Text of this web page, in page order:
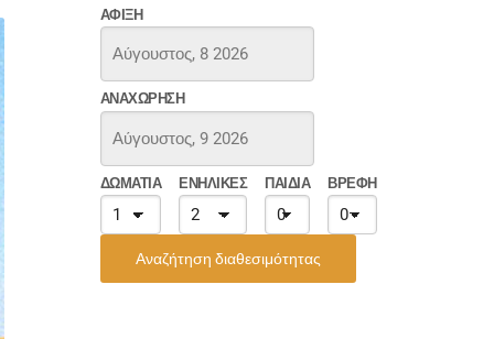
ΆΦΙΞΗ
ΑΝΑΧΏΡΗΣΗ
ΔΩΜΆΤΙΑ ΕΝΉΛΙΚΕΣ ΠΑΙΔΙΆ ΒΡΈΦΗ
Αναζήτηση διαθεσιμότητας